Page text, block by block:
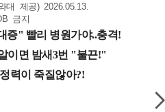
대 제공) 2026.05.13.
금지